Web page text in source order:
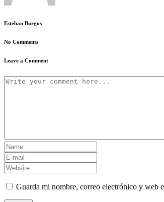
Esteban Burgos
No Comments
Leave a Comment
Guarda mi nombre, correo electrónico y web